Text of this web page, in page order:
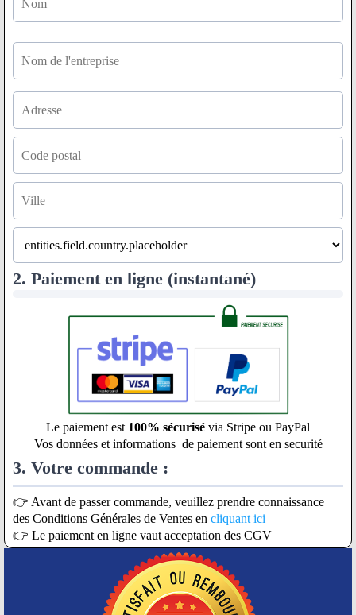
2. Paiement en ligne (instantané)
Le paiement est 100% sécurisé via Stripe ou PayPal
Vos données et informations de paiement sont en securité
3. Votre commande :
👉 Avant de passer commande, veuillez prendre connaissance
des Conditions Générales de Ventes en cliquant ici
👉 Le paiement en ligne vaut acceptation des CGV